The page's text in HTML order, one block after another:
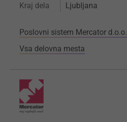
Kraj dela Ljubljana
Poslovni sistem Mercator d.o.o.
Vsa delovna mesta